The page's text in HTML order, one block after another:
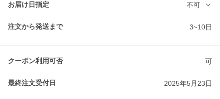
お届け日指定 不可
注文から発送まで 3~10日
クーポン利用可否 可
最終注文受付日 2025年5月23日